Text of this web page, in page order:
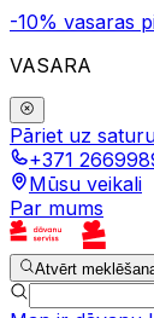
-10% vasaras
VASARA
Pāriet uz
+371
Mūsu veikali
Par mums
Atvērt